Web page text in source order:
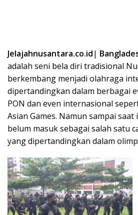
Jelajahnusantara.co.id|
adalah seni bela diri tradisional
berkembang menjadi olahraga
dipertandingkan dalam berbagai
PON dan even internasional
Asian Games. Namun sampai
belum masuk sebagai salah satu
yang dipertandingkan dalam